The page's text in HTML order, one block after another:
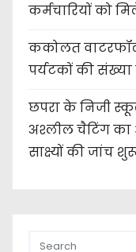
कर्मचारियों को
ककोलत वाटरफॉल
पर्यटकों की संख्या
छपरा के निजी
अश्लील चैटिंग का
साक्ष्यों की जांच